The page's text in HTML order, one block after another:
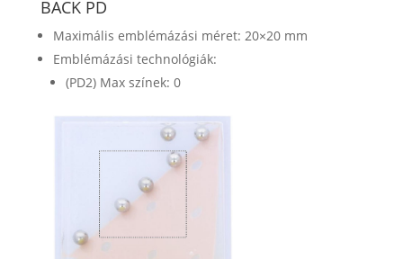
BACK PD
Maximális emblémázási méret: 20×20 mm
Emblémázási technológiák:
(PD2) Max színek: 0